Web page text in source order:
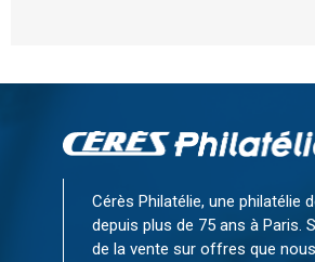
Cérès Philatélie, une philatélie
depuis plus de 75 ans à Paris.
de la vente sur offres que